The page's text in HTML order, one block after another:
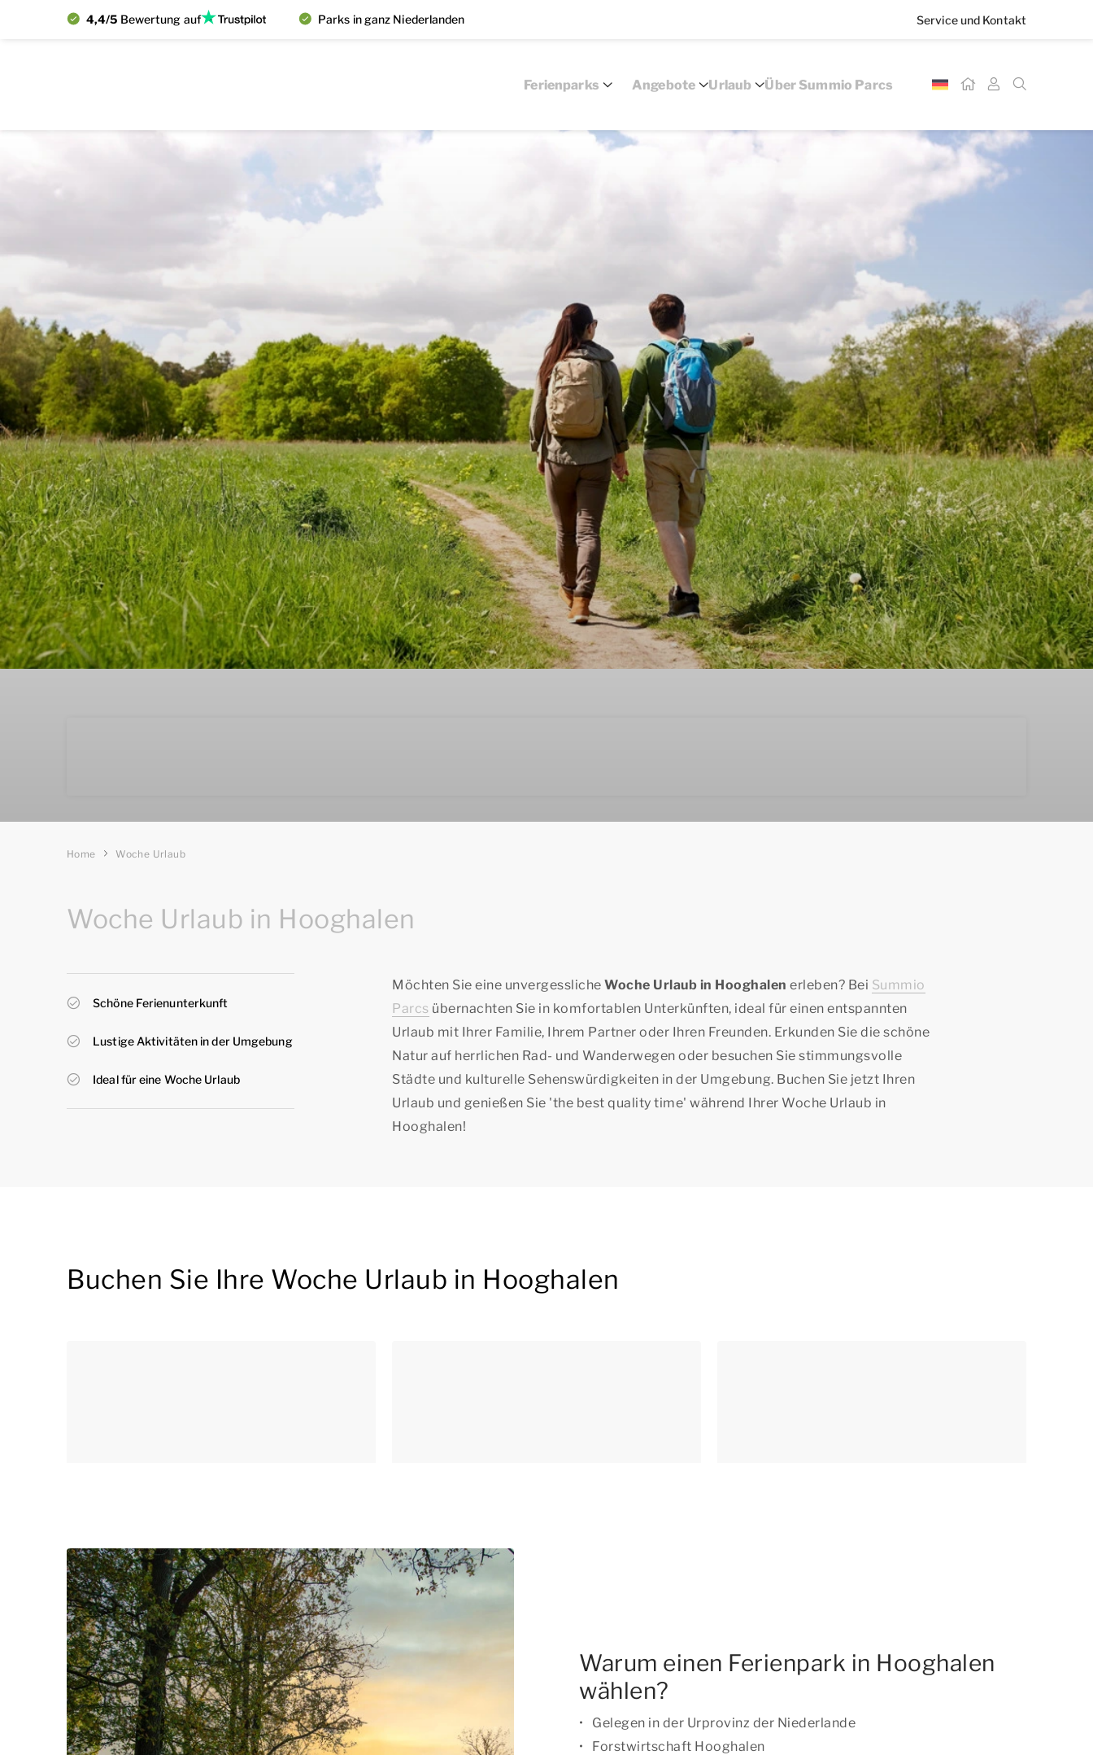
4,4/5 Bewertung auf Parks in ganz Niederlanden Service und Kontakt
Ferienparks Angebote Urlaub Über Summio Parcs
Home Woche Urlaub
Woche Urlaub in Hooghalen
Schöne Ferienunterkunft
Lustige Aktivitäten in der Umgebung
Ideal für eine Woche Urlaub
Möchten Sie eine unvergessliche Woche Urlaub in Hooghalen erleben? Bei Summio
Parcs übernachten Sie in komfortablen Unterkünften, ideal für einen entspannten
Urlaub mit Ihrer Familie, Ihrem Partner oder Ihren Freunden. Erkunden Sie die schöne
Natur auf herrlichen Rad- und Wanderwegen oder besuchen Sie stimmungsvolle
Städte und kulturelle Sehenswürdigkeiten in der Umgebung. Buchen Sie jetzt Ihren
Urlaub und genießen Sie 'the best quality time' während Ihrer Woche Urlaub in
Hooghalen!
Buchen Sie Ihre Woche Urlaub in Hooghalen
Warum einen Ferienpark in Hooghalen
wählen?
Gelegen in der Urprovinz der Niederlande
Forstwirtschaft Hooghalen